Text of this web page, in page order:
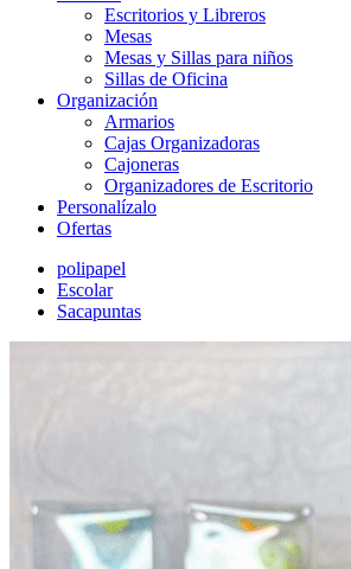
Escritorios y Libreros
Mesas
Mesas y Sillas para niños
Sillas de Oficina
Organización
Armarios
Cajas Organizadoras
Cajoneras
Organizadores de Escritorio
Personalízalo
Ofertas
polipapel
Escolar
Sacapuntas